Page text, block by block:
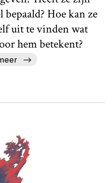
Hoe kan ze
uit te vinden wat
hem betekent?